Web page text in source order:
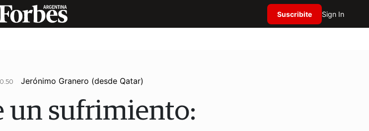
Suscribite Sign In
Jerónimo Granero (desde Qatar)
un sufrimiento: